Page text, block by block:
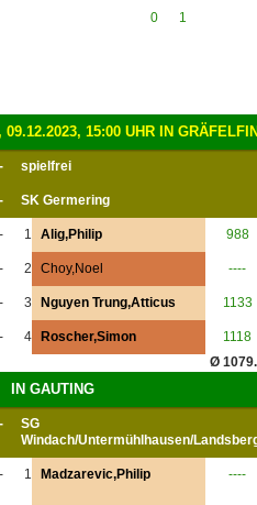
0 1
15:00 UHR IN
- spielfrei
- SK Germering
- 1 Alig,Philip 988
- 2 Choy,Noel ----
- 3 Nguyen Trung,Atticus 1133
- 4 Roscher,Simon
1118
Ø
IN GAUTING
-
SG
Windach/Untermühlhausen/
- 1 Madzarevic,Philip ----